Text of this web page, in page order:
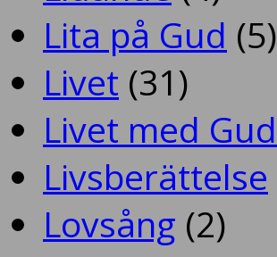
Lita på Gud (5)
Livet (31)
Livet med Gud
Livsberättelse
Lovsång (2)